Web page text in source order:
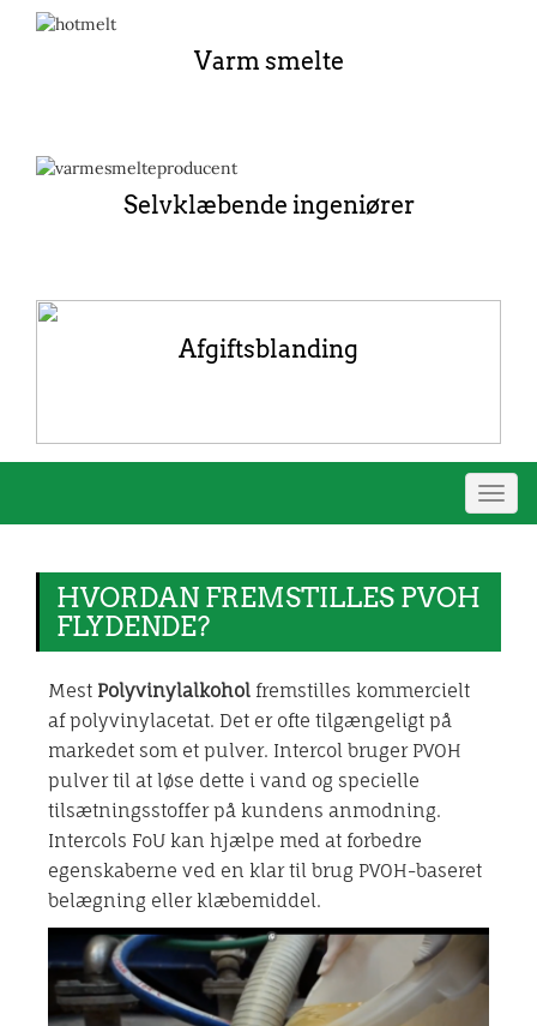
Varm smelte
Selvklæbende ingeniører
Afgiftsblanding
Skift
HVORDAN FREMSTILLES PVOH
FLYDENDE?
Mest Polyvinylalkohol fremstilles kommercielt
af polyvinylacetat. Det er ofte tilgængeligt på
markedet som et pulver. Intercol bruger PVOH
pulver til at løse dette i vand og specielle
tilsætningsstoffer på kundens anmodning.
Intercols FoU kan hjælpe med at forbedre
egenskaberne ved en klar til brug PVOH-baseret
belægning eller klæbemiddel.